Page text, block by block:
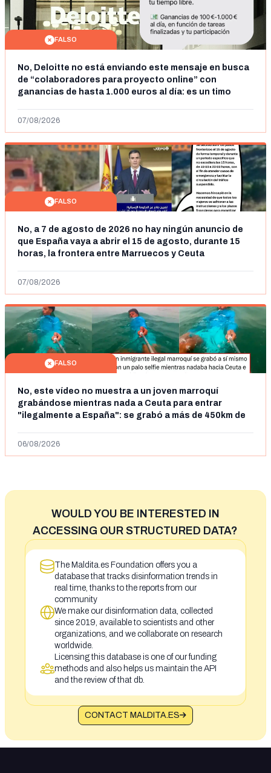
FALSO
No, Deloitte no está enviando este mensaje en busca
de “colaboradores para proyecto online” con
ganancias de hasta 1.000 euros al día: es un timo
07/08/2026
FALSO
No, a 7 de agosto de 2026 no hay ningún anuncio de
que España vaya a abrir el 15 de agosto, durante 15
horas, la frontera entre Marruecos y Ceuta
07/08/2026
FALSO
No, este vídeo no muestra a un joven marroquí
grabándose mientras nada a Ceuta para entrar
"ilegalmente a España": se grabó a más de 450km de
06/08/2026
WOULD YOU BE INTERESTED IN
ACCESSING OUR STRUCTURED DATA?
The Maldita.es Foundation offers you a
database that tracks disinformation trends in
real time, thanks to the reports from our
community
We make our disinformation data, collected
since 2019, available to scientists and other
organizations, and we collaborate on research
worldwide.
Licensing this database is one of our funding
methods and also helps us maintain the API
and the review of that db.
CONTACT MALDITA.ES